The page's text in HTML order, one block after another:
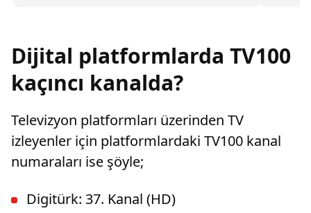
Dijital platformlarda TV100
kaçıncı kanalda?
Televizyon platformları üzerinden TV
izleyenler için platformlardaki TV100 kanal
numaraları ise şöyle;
Digitürk: 37. Kanal (HD)